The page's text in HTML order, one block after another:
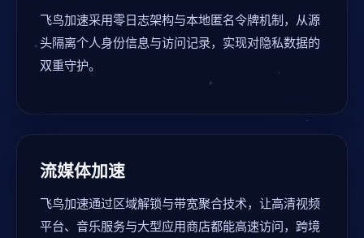
飞鸟加速采用零日志架构与本地匿名令牌机制，从源
头隔离个人身份信息与访问记录，实现对隐私数据的
双重守护。
流媒体加速
飞鸟加速通过区域解锁与带宽聚合技术，让高清视频
平台、音乐服务与大型应用商店都能高速访问，跨境